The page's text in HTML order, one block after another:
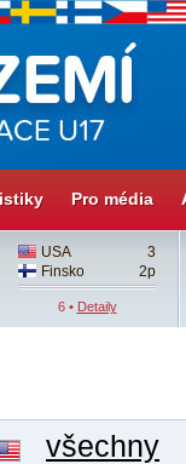
Pro média
USA
3
Finsko
2p
6 • Detaily
všechny